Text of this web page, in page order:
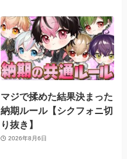
マジで揉めた結果決まった
納期ルール【シクフォニ切
り抜き】
2026年8月6日